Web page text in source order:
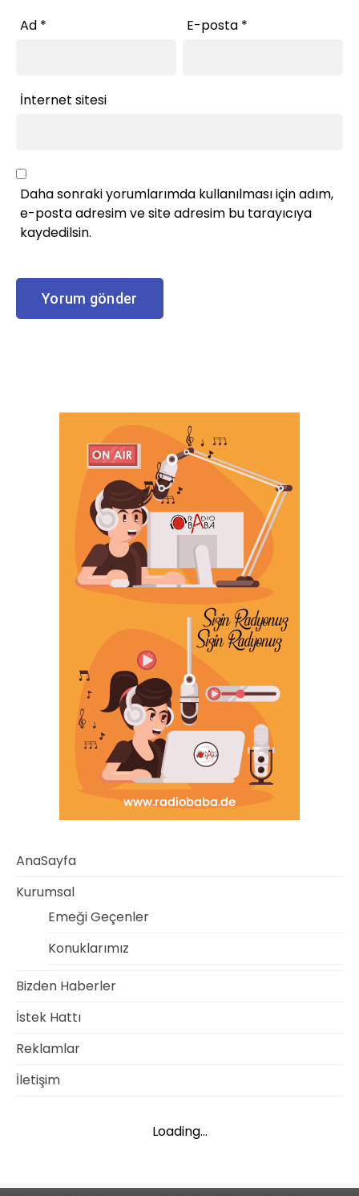
Ad * E-posta *
İnternet sitesi
Daha sonraki yorumlarımda kullanılması için adım,
e-posta adresim ve site adresim bu tarayıcıya
kaydedilsin.
AnaSayfa
Kurumsal
Emeği Geçenler
Konuklarımız
Bizden Haberler
İstek Hattı
Reklamlar
İletişim
Loading...